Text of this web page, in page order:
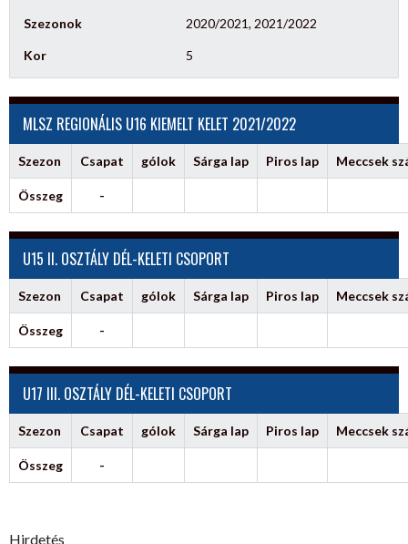
Szezonok 2020/2021, 2021/2022
Kor 5
MLSZ REGIONÁLIS U16 KIEMELT KELET 2021/2022
Szezon Csapat gólok Sárga lap Piros lap Meccsek
Összeg -
U15 II. OSZTÁLY DÉL-KELETI CSOPORT
Szezon Csapat gólok Sárga lap Piros lap Meccsek
Összeg -
U17 III. OSZTÁLY DÉL-KELETI CSOPORT
Szezon Csapat gólok Sárga lap Piros lap Meccsek
Összeg -
Hirdetés